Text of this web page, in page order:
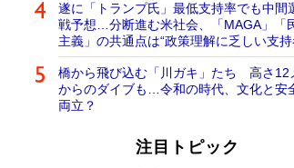
遂に「トランプ氏」最低支持率でも中間
戦予想…分断進む米社会、「MAGA」「
主義」の共通点は“政策理解に乏しい支持
橋から飛び込む「川ガキ」たち 高さ12
からのダイブも…令和の時代、文化と安
両立？
注目トピック